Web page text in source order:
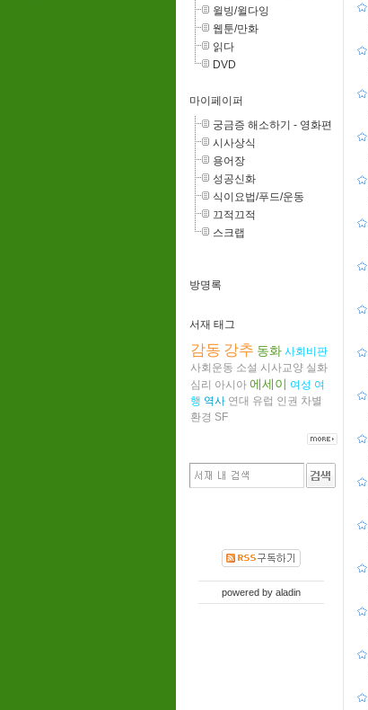
윌빙/윌다잉
웹툰/만화
읽다
DVD
마이페이퍼
궁금증 해소하기 - 영화편
시사상식
용어장
성공신화
식이요법/푸드/운동
끄적끄적
스크랩
방명록
서재 태그
감동 강추 동화 사회비판
사회운동 소설 시사교양 실화
심리 아시아 에세이 여성 여
행 역사 연대 유럽 인권 차별
환경 SF
powered by aladin